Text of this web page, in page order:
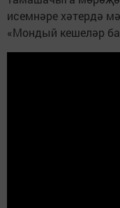
исемнәре хәтердә
«Мондый кешеләр